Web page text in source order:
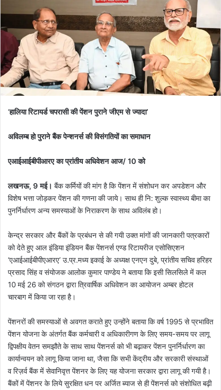
‘हालिया रिटायर्ड चपरासी की पेंशन पुराने जीएम से ज्यादा’
अविलम्ब हो पुराने बैंक पेन्शनर्स की विसंगतियों का समाधान
एआईआईबीपीआरए का प्रांतीय अधिवेशन आज/ 10 को
लखनऊ, 9 मई। बैंक कर्मियों की मांग है कि पेंशन में संशोधन कर अपडेशन और
विशेष भत्ता जोड़कर पेंशन की गणना की जाये। साथ ही नि: शुल्क स्वास्थ्य बीमा का
पुनर्निर्धारण अन्य समस्याओं के निराकरण के साथ अविलंब हो।
केन्द्र सरकार और बैंकों के प्रबंधन से की गयी उक्त मांगों की जानकारी पत्रकारों
को देते हुए आल इंडिया इंडियन बैंक पेंशनर्स एण्ड रिटायरीज एसोसिएशन
‘एआईआईबीपीएआरए’ उ.प्र.मध्य इकाई के अध्यक्ष एनएन दुबे, प्रांतीय सचिव हरिहर
प्रसाद सिंह व संयोजक आलोक कुमार पाण्डेय ने बताया कि इसी सिलसिले में कल
10 मई 26 को संगठन द्वारा त्रिवार्षिक अधिवेशन का आयोजन अम्बर होटल
चारबाग में किया जा रहा है।
पेंशनरों की समस्याओं से अवगत कराते हुए उन्होंने बताया कि वर्ष 1995 से प्रभावित
पेंशन योजना के अंतर्गत बैंक कर्मचारी व अधिकारीगण के लिए समय-समय पर लागू
‌द्विपक्षीय वेतन समझौते के साथ साथ पेंशनर्स को भी बढ़ाकर पेंशन पुनर्निर्धारण का
कार्यान्वयन को लागू किया जाना था, जैसा कि सभी केंद्रीय और सरकारी संस्थाओं
व रिज़र्व बैंक में सेवानिवृत्त पेंशनर के लिए यह योजना सरकार द्वारा लागू की गयी है।
बैंकों में पेंशनर के लिये सुरक्षित धन पर अर्जित ब्याज से ही पेंशनर्स को संशोधित बढ़ी